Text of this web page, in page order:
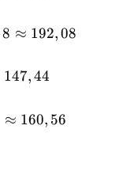
8 ≈ 192, 08
147, 44
≈ 160, 56